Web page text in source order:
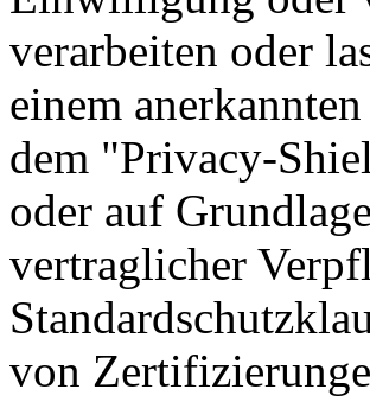
verarbeiten oder
einem
dem "Privacy-
oder auf
vertraglicher
von